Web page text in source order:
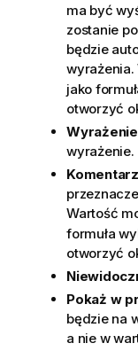
ma być
zostanie
będzie
wyrażenia.
jako
otworzyć
Wyrażenie
wyrażenie.
Komentarz
Wartość
formuła
otworzyć
Pokaż w
będzie na
a nie w